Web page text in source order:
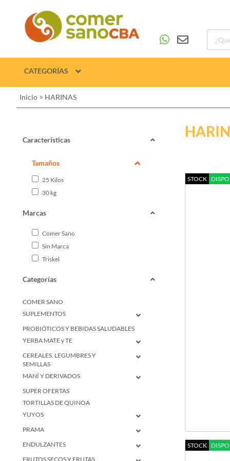
CATEGORÍAS
Inicio > HARINAS
Características
Tamaños
25 Kilos
30 kg
Marcas
Comer Sano
Sin Marca
Triskel
Categorías
COMER SANO
SUPLEMENTOS
PROBIÓTICOS Y BEBIDAS SALUDABLES
YERBA MATE y TE
CEREALES, LEGUMBRES Y
SEMILLAS
MANÍ Y DERIVADOS
SUPER OFERTAS
TORTILLAS DE QUINOA
YUYOS
PRAMA
ENDULZANTES
FRUTOS SECOS Y FRUTAS
STOCK
STOCK